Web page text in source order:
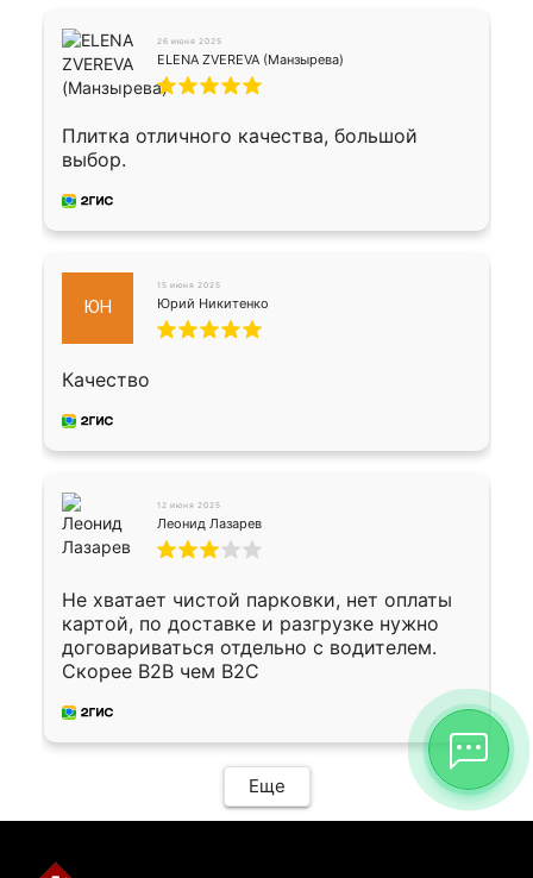
26 июня 2025
ELENA ZVEREVA (Манзырева)
Плитка отличного качества, большой
выбор.
ЮН
15 июня 2025
Юрий Никитенко
Качество
12 июня 2025
Леонид Лазарев
Не хватает чистой парковки, нет оплаты
картой, по доставке и разгрузке нужно
договариваться отдельно с водителем.
Скорее B2B чем B2C
Еще